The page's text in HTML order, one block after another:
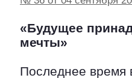
«Будущее
мечты»
Последнее время